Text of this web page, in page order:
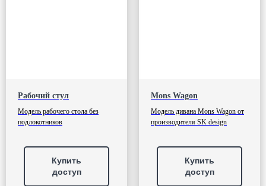
Рабочий стул
Модель рабочего стола без
подлокотников
Купить
доступ
Mons Wagon
Модель дивана Mons Wagon от
производителя SK design
Купить
доступ